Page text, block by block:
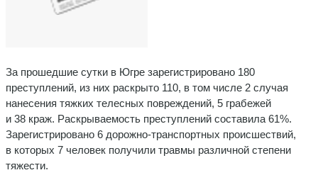
За прошедшие сутки в Югре зарегистрировано 180
преступлений, из них раскрыто 110, в том числе 2 случая
нанесения тяжких телесных повреждений, 5 грабежей
и 38 краж. Раскрываемость преступлений составила 61%.
Зарегистрировано 6 дорожно-транспортных происшествий,
в которых 7 человек получили травмы различной степени
тяжести.